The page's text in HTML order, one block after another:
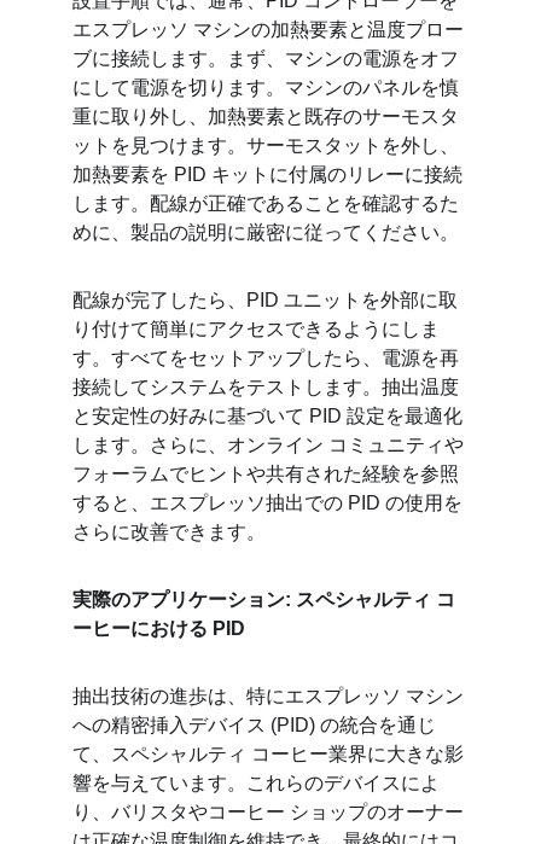
エスプレッソ マシンの加熱要素と温度プロー
ブに接続します。まず、マシンの電源をオフ
にして電源を切ります。マシンのパネルを慎
重に取り外し、加熱要素と既存のサーモスタ
ットを見つけます。サーモスタットを外し、
加熱要素を PID キットに付属のリレーに接続
します。配線が正確であることを確認するた
めに、製品の説明に厳密に従ってください。
配線が完了したら、PID ユニットを外部に取
り付けて簡単にアクセスできるようにしま
す。すべてをセットアップしたら、電源を再
接続してシステムをテストします。抽出温度
と安定性の好みに基づいて PID 設定を最適化
します。さらに、オンライン コミュニティや
フォーラムでヒントや共有された経験を参照
すると、エスプレッソ抽出での PID の使用を
さらに改善できます。
実際のアプリケーション: スペシャルティ コ
ーヒーにおける PID
抽出技術の進歩は、特にエスプレッソ マシン
への精密挿入デバイス (PID) の統合を通じ
て、スペシャルティ コーヒー業界に大きな影
響を与えています。これらのデバイスによ
り、バリスタやコーヒー ショップのオーナー